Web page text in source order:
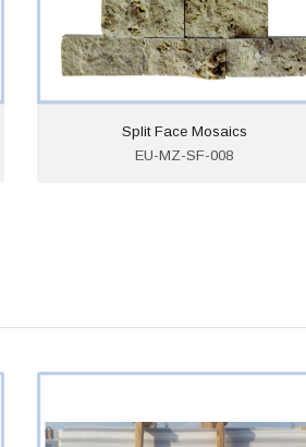
Split Face Mosaics
EU-MZ-SF-008